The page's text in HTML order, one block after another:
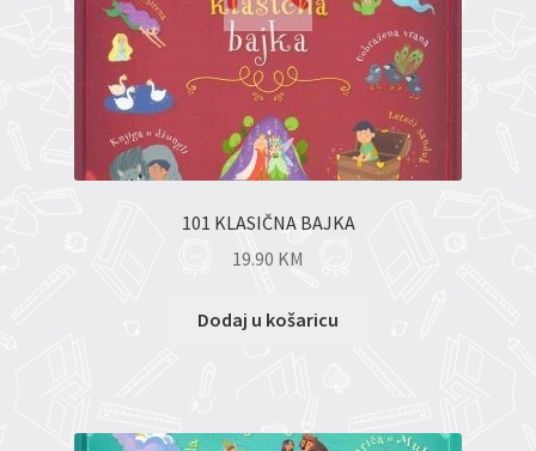
101 KLASIČNA BAJKA
19.90 KM
Dodaj u košaricu